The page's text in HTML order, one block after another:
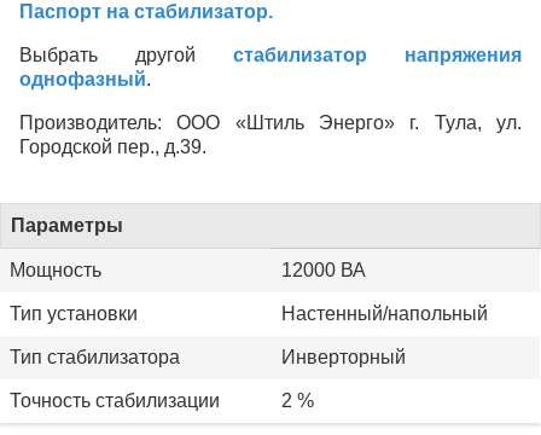
Паспорт на стабилизатор.
Выбрать другой стабилизатор напряжения
однофазный.
Производитель: ООО «Штиль Энерго» г. Тула, ул.
Городской пер., д.39.
Параметры
Мощность 12000 ВА
Тип установки Настенный/напольный
Тип стабилизатора Инверторный
Точность стабилизации 2 %